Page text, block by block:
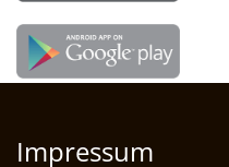
Impressum